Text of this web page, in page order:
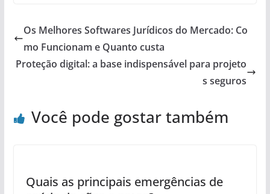
Os Melhores Softwares Jurídicos do Mercado: Co
mo Funcionam e Quanto custa
Proteção digital: a base indispensável para projeto
s seguros
Você pode gostar também
Quais as principais emergências de